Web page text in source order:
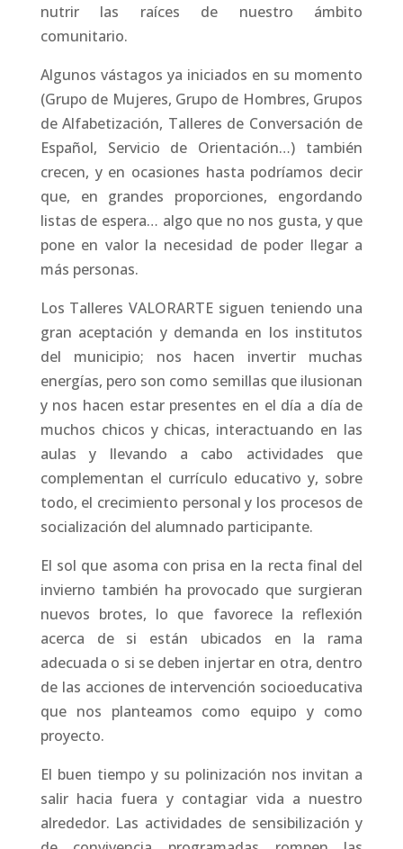
nutrir las raíces de nuestro ámbito
comunitario.
Algunos vástagos ya iniciados en su momento
(Grupo de Mujeres, Grupo de Hombres, Grupos
de Alfabetización, Talleres de Conversación de
Español, Servicio de Orientación…) también
crecen, y en ocasiones hasta podríamos decir
que, en grandes proporciones, engordando
listas de espera… algo que no nos gusta, y que
pone en valor la necesidad de poder llegar a
más personas.
Los Talleres VALORARTE siguen teniendo una
gran aceptación y demanda en los institutos
del municipio; nos hacen invertir muchas
energías, pero son como semillas que ilusionan
y nos hacen estar presentes en el día a día de
muchos chicos y chicas, interactuando en las
aulas y llevando a cabo actividades que
complementan el currículo educativo y, sobre
todo, el crecimiento personal y los procesos de
socialización del alumnado participante.
El sol que asoma con prisa en la recta final del
invierno también ha provocado que surgieran
nuevos brotes, lo que favorece la reflexión
acerca de si están ubicados en la rama
adecuada o si se deben injertar en otra, dentro
de las acciones de intervención socioeducativa
que nos planteamos como equipo y como
proyecto.
El buen tiempo y su polinización nos invitan a
salir hacia fuera y contagiar vida a nuestro
alrededor. Las actividades de sensibilización y